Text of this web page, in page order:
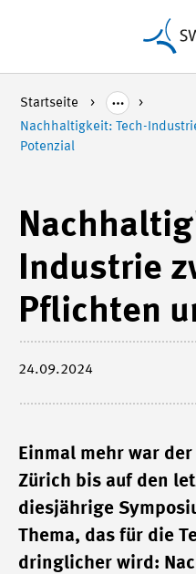
Startseite
Nachhaltigkeit: Tech-
Potenzial
Industrie
Pflichten
24.09.2024
Einmal mehr war
Zürich bis auf den
diesjährige
Thema, das für die
dringlicher wird: